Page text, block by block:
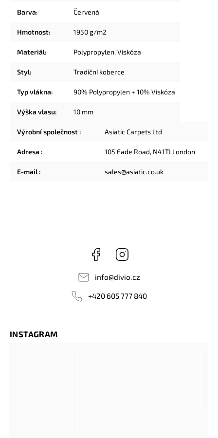
Barva: Červená
Hmotnost: 1950 g/m2
Materiál: Polypropylen,Viskóza
Styl: Tradiční koberce
Typ vlákna: 90% Polypropylen + 10% Viskóza
Výška vlasu: 10 mm
Výrobní společnost: Asiatic Carpets Ltd
Adresa : 105 Eade Road, N41TJ London
E-mail: sales@asiatic.co.uk
Facebook
info@divio.cz
+420 605 777 840
INSTAGRAM